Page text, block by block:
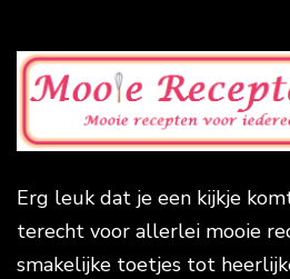
Erg leuk dat je een kijkje
terecht voor allerlei mooie
smakelijke toetjes tot